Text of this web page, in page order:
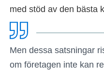
med stöd av den bästa
Men dessa satsningar
om företagen inte kan